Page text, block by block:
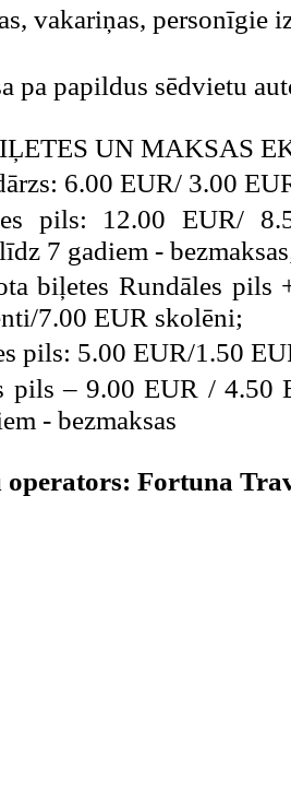
vakariņas, personīgie
pa papildus sēdvietu
UN MAKSAS
6.00 EUR/ 3.00
pils: 12.00 EUR/
7 gadiem -
biļetes Rundāles pils
7.00 EUR skolēni;
pils: 5.00 EUR/1.50
pils – 9.00 EUR / 4.50
- bezmaksas
operators: Fortuna